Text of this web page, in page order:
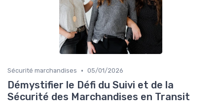
Sécurité marchandises • 05/01/2026
Démystifier le Défi du Suivi et de la
Sécurité des Marchandises en Transit